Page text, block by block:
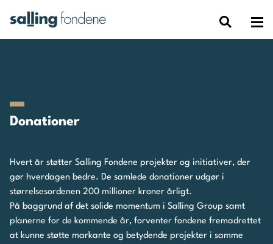
Donationer
Hvert år støtter Salling Fondene projekter og initiativer, der
gør hverdagen bedre. De samlede donationer udgør i
størrelsesordenen 200 millioner kroner årligt.
På baggrund af det solide momentum i Salling Group samt
planerne for de kommende år, forventer fondene fremadrettet
at kunne støtte markante og betydende projekter i samme